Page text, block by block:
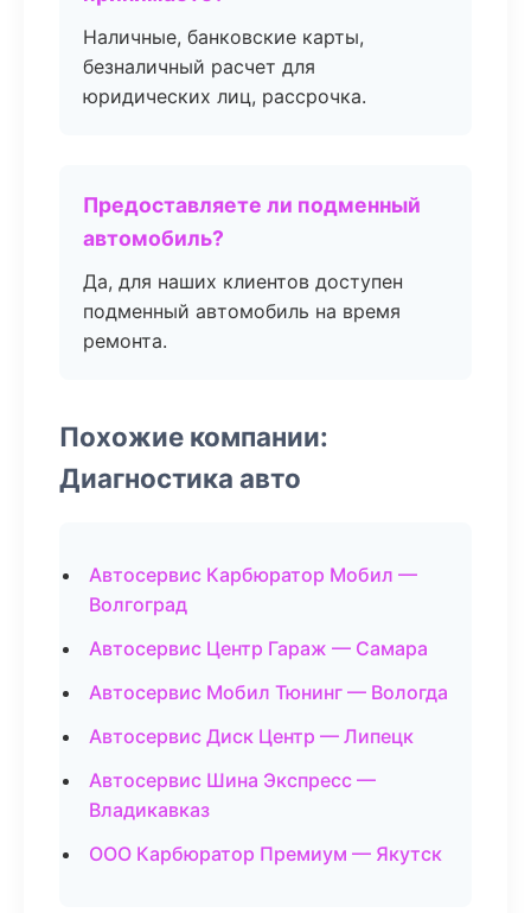
Наличные, банковские карты,
безналичный расчет для
юридических лиц, рассрочка.
Предоставляете ли подменный
автомобиль?
Да, для наших клиентов доступен
подменный автомобиль на время
ремонта.
Похожие компании:
Диагностика авто
Автосервис Карбюратор Мобил —
Волгоград
Автосервис Центр Гараж — Самара
Автосервис Мобил Тюнинг — Вологда
Автосервис Диск Центр — Липецк
Автосервис Шина Экспресс —
Владикавказ
ООО Карбюратор Премиум — Якутск